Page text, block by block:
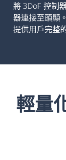
將 3DoF 控制
器連接至頭顯
提供用戶完整
輕量